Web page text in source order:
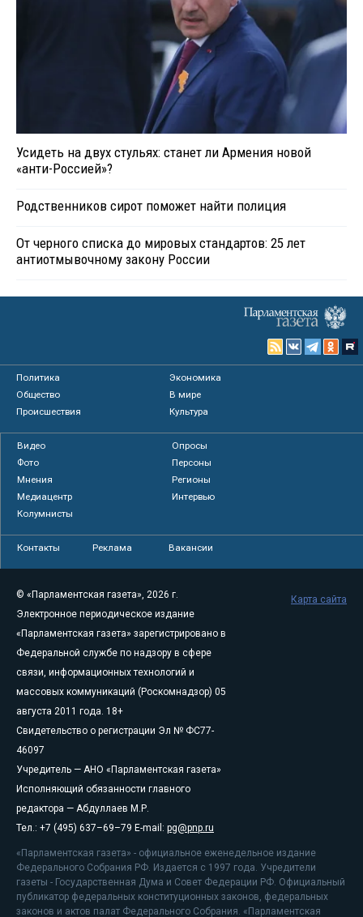
Усидеть на двух стульях: станет ли Армения новой
«анти-Россией»?
Родственников сирот поможет найти полиция
От черного списка до мировых стандартов: 25 лет
антиотмывочному закону России
Политика
Экономика
Общество
В мире
Происшествия
Культура
Видео
Опросы
Фото
Персоны
Мнения
Регионы
Медиацентр
Интервью
Колумнисты
Контакты Реклама Вакансии
© «Парламентская газета», 2026 г.
Электронное периодическое издание
«Парламентская газета» зарегистрировано в
Федеральной службе по надзору в сфере
связи, информационных технологий и
массовых коммуникаций (Роскомнадзор) 05
августа 2011 года. 18+
Свидетельство о регистрации Эл № ФС77-
46097
Учредитель — АНО «Парламентская газета»
Исполняющий обязанности главного
редактора — Абдуллаев М.Р.
Тел.: +7 (495) 637–69–79 E-mail: pg@pnp.ru
«Парламентская газета» - официальное еженедельное издание
Федерального Собрания РФ. Издается с 1997 года. Учредители
газеты - Государственная Дума и Совет Федерации РФ. Официальный
публикатор федеральных конституционных законов, федеральных
законов и актов палат Федерального Собрания. «Парламентская
Карта сайта